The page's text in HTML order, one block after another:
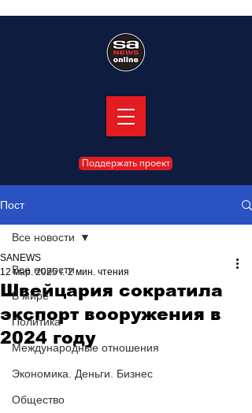
Поддержать проект
Пост
Все новости
В мире
Политика
Международные отношения
Экономика. Деньги. Бизнес
Общество
Все новости
Швейцария сократила
экспорт вооружения в
2024 году
SANEWS
12 мар. 2025 г. 2 мин. чтения